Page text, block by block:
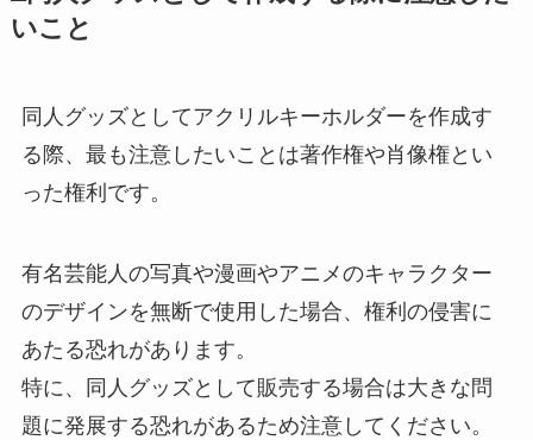
いこと
同人グッズとしてアクリルキーホルダーを作成す
る際、最も注意したいことは著作権や肖像権とい
った権利です。
有名芸能人の写真や漫画やアニメのキャラクター
のデザインを無断で使用した場合、権利の侵害に
あたる恐れがあります。
特に、同人グッズとして販売する場合は大きな問
題に発展する恐れがあるため注意してください。